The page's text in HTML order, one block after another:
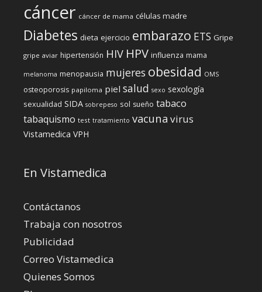
cáncer cáncer de mama células madre
Diabetes dieta ejercicio embarazo ETS Gripe
gripe aviar hipertensión HIV HPV influenza mama
melanoma menopausia mujeres obesidad OMS
osteoporosis papiloma piel salud sexo sexología
sexualidad SIDA sobrepeso sol sueño tabaco
tabaquismo test tratamiento vacuna virus
Vistamedica VPH
En Vistamedica
Contáctanos
Trabaja con nosotros
Publicidad
Correo Vistamedica
Quienes Somos